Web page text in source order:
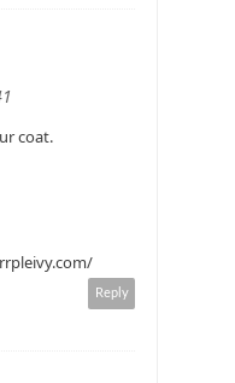
coat.
Reply